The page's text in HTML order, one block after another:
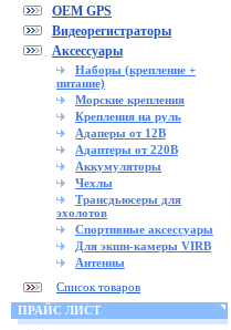
OEM GPS
Видеорегистраторы
Аксессуары
Наборы (крепление +
питание)
Морские крепления
Крепления на руль
Адаперы от 12В
Адаптеры от 220В
Аккумуляторы
Чехлы
Трансдьюсеры для
эхолотов
Спортивные аксессуары
Для экшн-камеры VIRB
Антенны
Список товаров
ПРАЙС ЛИСТ